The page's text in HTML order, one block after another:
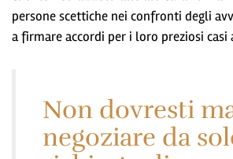
persone scettiche nei confronti degli
a firmare accordi per i loro preziosi casi
Non dovresti
negoziare da